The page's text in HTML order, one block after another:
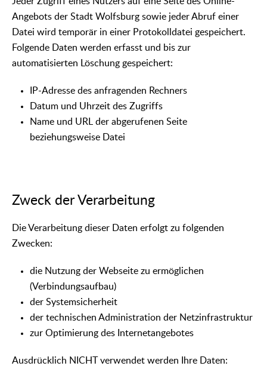
Angebots der Stadt Wolfsburg sowie jeder Abruf einer
Datei wird temporär in einer Protokolldatei gespeichert.
Folgende Daten werden erfasst und bis zur
automatisierten Löschung gespeichert:
IP-Adresse des anfragenden Rechners
Datum und Uhrzeit des Zugriffs
Name und URL der abgerufenen Seite
beziehungsweise Datei
Zweck der Verarbeitung
Die Verarbeitung dieser Daten erfolgt zu folgenden
Zwecken:
die Nutzung der Webseite zu ermöglichen
(Verbindungsaufbau)
der Systemsicherheit
der technischen Administration der Netzinfrastruktur
zur Optimierung des Internetangebotes
Ausdrücklich NICHT verwendet werden Ihre Daten: